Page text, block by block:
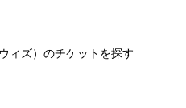
ィズ）のチケットを探す